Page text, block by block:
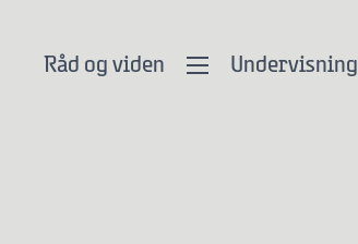
Råd og viden Undervisning